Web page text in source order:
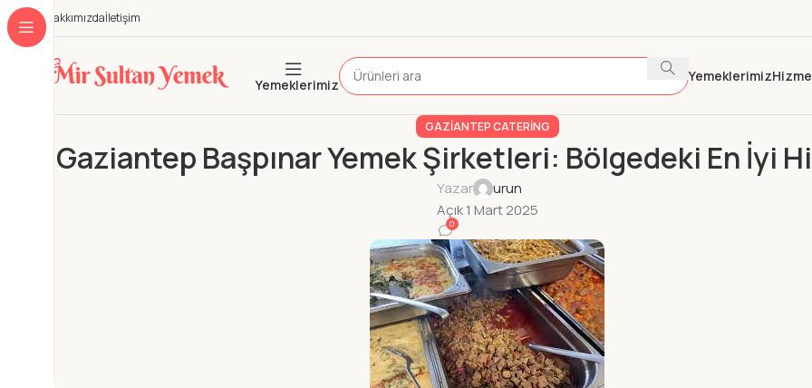
Hakkımızdaİletişim
Yemeklerimiz
Yemeklerimiz
GAZIANTEP CATERING
Gaziantep Başpınar Yemek Şirketleri: Bölgedeki En İyi
Yazar
urun
Açık 1 Mart 2025
0